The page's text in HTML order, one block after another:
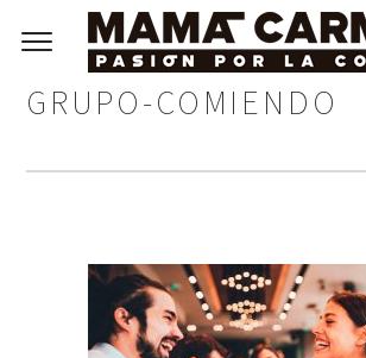
GRUPO-COMIENDO